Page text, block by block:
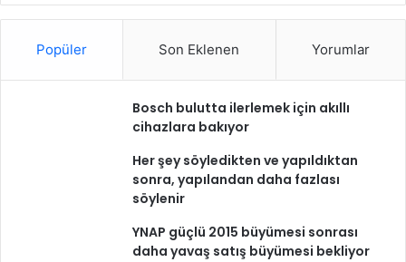
Popüler Son Eklenen Yorumlar
Bosch bulutta ilerlemek için akıllı
cihazlara bakıyor
Her şey söyledikten ve yapıldıktan
sonra, yapılandan daha fazlası
söylenir
YNAP güçlü 2015 büyümesi sonrası
daha yavaş satış büyümesi bekliyor